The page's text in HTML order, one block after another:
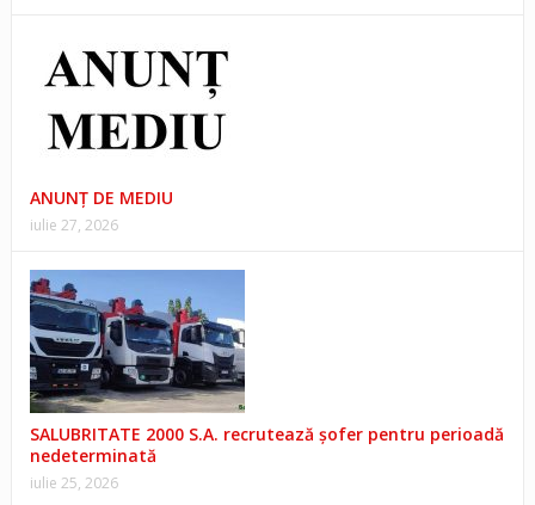
ANUNŢ DE MEDIU
iulie 27, 2026
SALUBRITATE 2000 S.A. recrutează șofer pentru perioadă
nedeterminată
iulie 25, 2026